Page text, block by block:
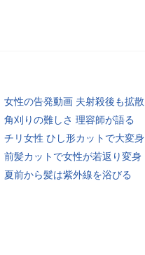
女性の告発動画 夫射殺後も拡散
角刈りの難しさ 理容師が語る
チリ女性 ひし形カットで大変身
前髪カットで女性が若返り変身
夏前から髪は紫外線を浴びる